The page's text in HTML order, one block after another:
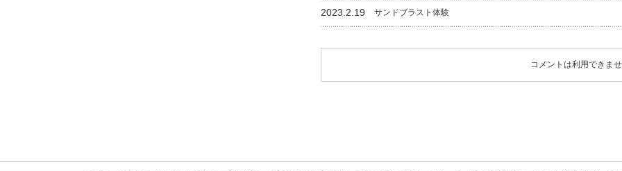
2023.2.19 サンドブラスト体験
コメントは利用できま